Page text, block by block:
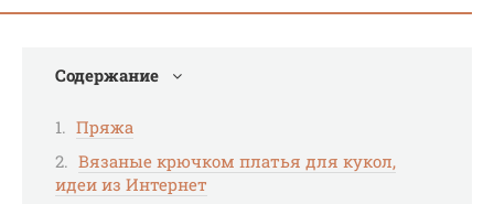
Содержание
Пряжа
Вязаные крючком платья для кукол,
идеи из Интернет